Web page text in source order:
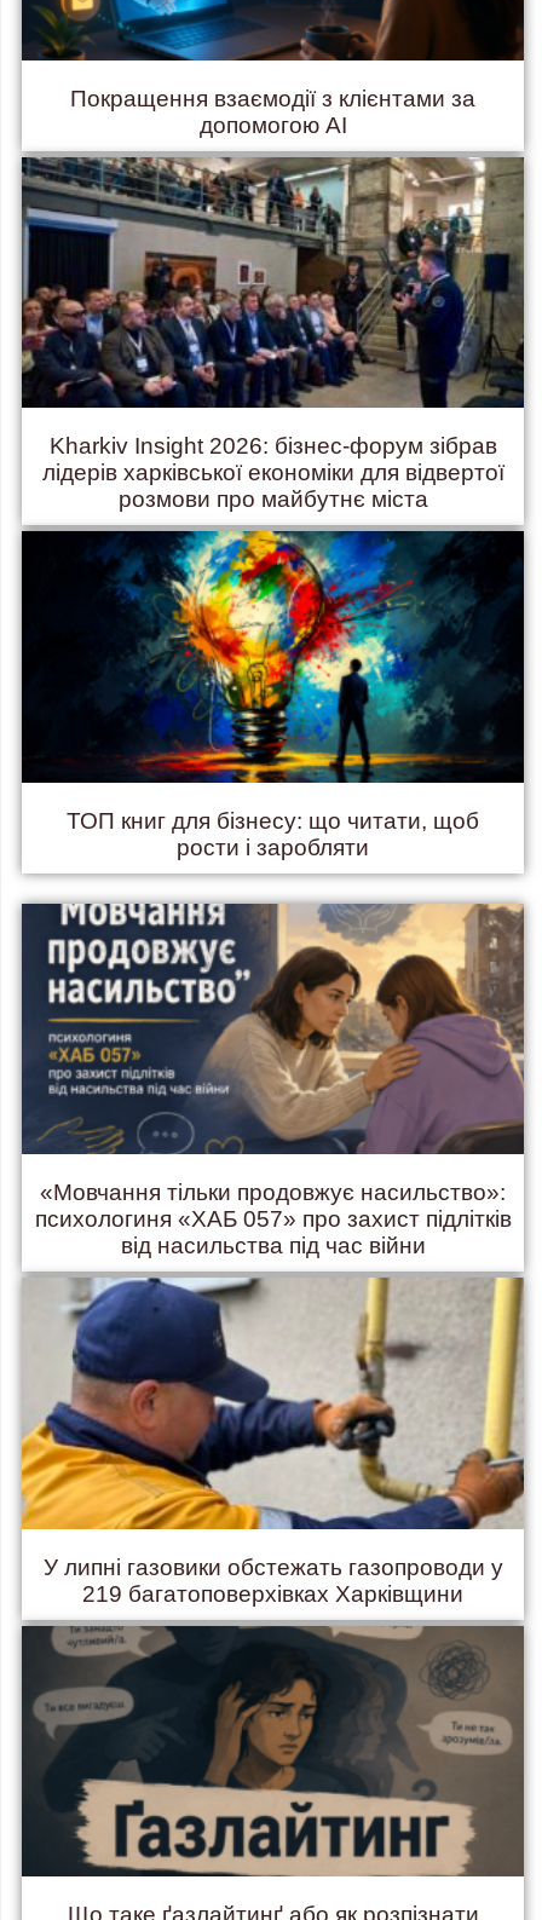
Покращення взаємодії з клієнтами за
допомогою AI
Kharkiv Insight 2026: бізнес-форум зібрав
лідерів харківської економіки для відвертої
розмови про майбутнє міста
ТОП книг для бізнесу: що читати, щоб
рости і заробляти
«Мовчання тільки продовжує насильство»:
психологиня «ХАБ 057» про захист підлітків
від насильства під час війни
У липні газовики обстежать газопроводи у
219 багатоповерхівках Харківщини